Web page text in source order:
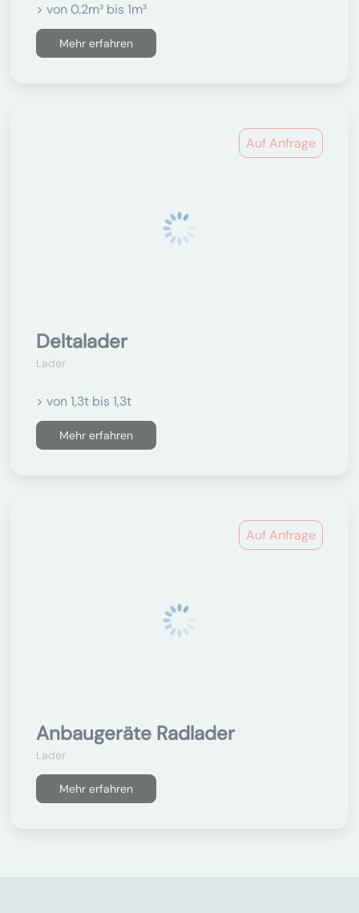
> von 0.2m³ bis 1m³
Mehr erfahren
Auf Anfrage
Deltalader
Lader
> von 1,3t bis 1,3t
Mehr erfahren
Auf Anfrage
Anbaugeräte Radlader
Lader
Mehr erfahren